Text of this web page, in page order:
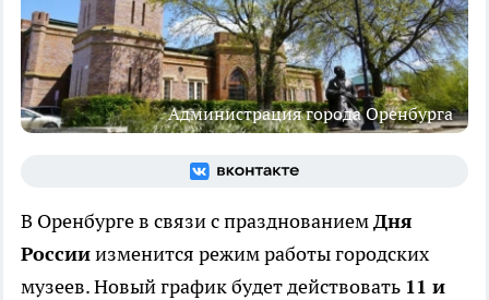
Администрация города Оренбурга
В Оренбурге в связи с празднованиемДня
Россииизменится режим работы городских
музеев. Новый график будет действовать 11 и